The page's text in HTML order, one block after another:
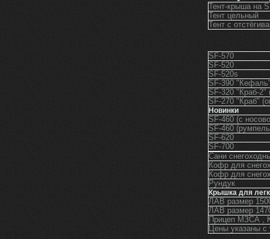
Тент-крыша на
Тент цельный
Тент с
SF-570
SF-520
SF-520s
SF-390
SF-320 "Краб-2"
SF-270 "Краб"
Новинки
SF-460 (с
SF-460
SF-620
SF-700
Сани
Кофр для
Кофр для
Рундук
Крышка для
ЛАВ размер
ЛАВ размер
Прицеп МЗСА ,
Цены указаны с